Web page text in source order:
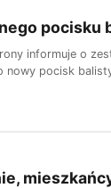
informuje o
nowy pocisk